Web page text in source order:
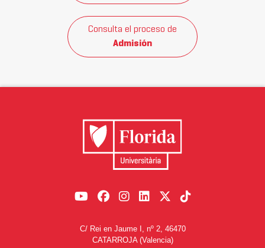
Consulta el proceso de
Admisión
C/ Rei en Jaume I, nº 2, 46470
CATARROJA (Valencia)